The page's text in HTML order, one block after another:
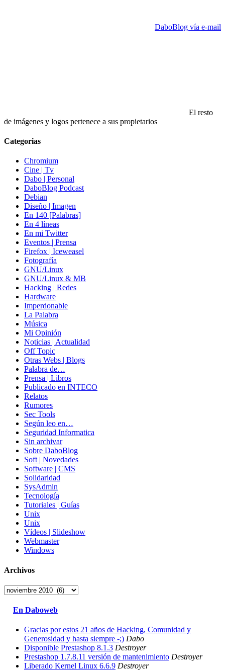
DaboBlog vía e-mail
El resto
de imágenes y logos pertenece a sus propietarios
Categorias
Chromium
Cine | Tv
Dabo | Personal
DaboBlog Podcast
Debian
Diseño | Imagen
En 140 [Palabras]
En 4 líneas
En mi Twitter
Eventos | Prensa
Firefox | Iceweasel
Fotografía
GNU/Linux
GNU/Linux & MB
Hacking | Redes
Hardware
Imperdonable
La Palabra
Música
Mi Opinión
Noticias | Actualidad
Off Topic
Otras Webs | Blogs
Palabra de…
Prensa | Libros
Publicado en INTECO
Relatos
Rumores
Sec Tools
Según leo en…
Seguridad Informatica
Sin archivar
Sobre DaboBlog
Soft | Novedades
Software | CMS
Solidaridad
SysAdmin
Tecnología
Tutoriales | Guías
Unix
Unix
Vídeos | Slideshow
Webmaster
Windows
Archivos
Archivos
En Daboweb
Gracias por estos 21 años de Hacking, Comunidad y
Generosidad y hasta siempre -;) Dabo
Disponible Prestashop 8.1.3 Destroyer
Prestashop 1.7.8.11 versión de mantenimiento Destroyer
Liberado Kernel Linux 6.6.9 Destroyer